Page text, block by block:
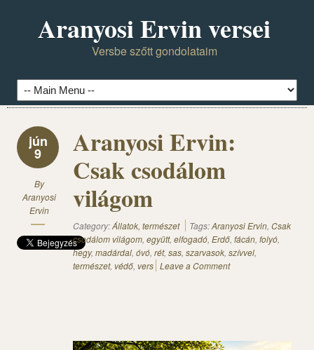
Aranyosi Ervin versei
Versbe szőtt gondolataim
jún
9
By
Aranyosi
Ervin
Aranyosi Ervin:
Csak csodálom
világom
Category:Állatok, természet Tags:Aranyosi Ervin, Csak
csodálom világom, együtt, elfogadó, Erdő, fácán, folyó,
hegy, madárdal, óvó, rét, sas, szarvasok, szívvel,
természet, védő, vers Leave a Comment